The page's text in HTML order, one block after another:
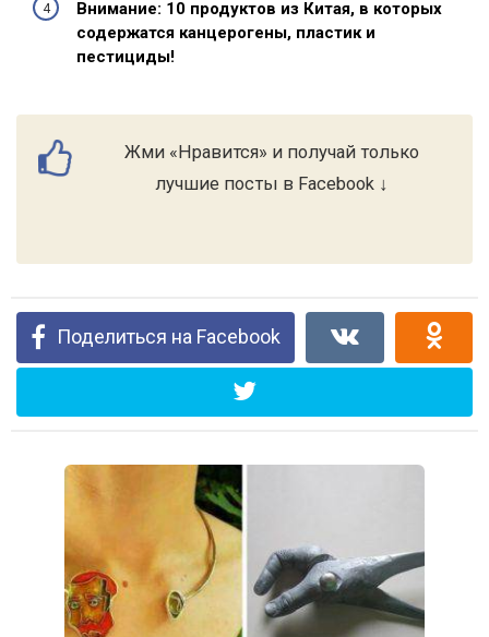
Внимание: 10 продуктов из Китая, в которых
содержатся канцерогены, пластик и
пестициды!
Жми «Нравится» и получай только
лучшие посты в Facebook ↓
Поделиться на Facebook